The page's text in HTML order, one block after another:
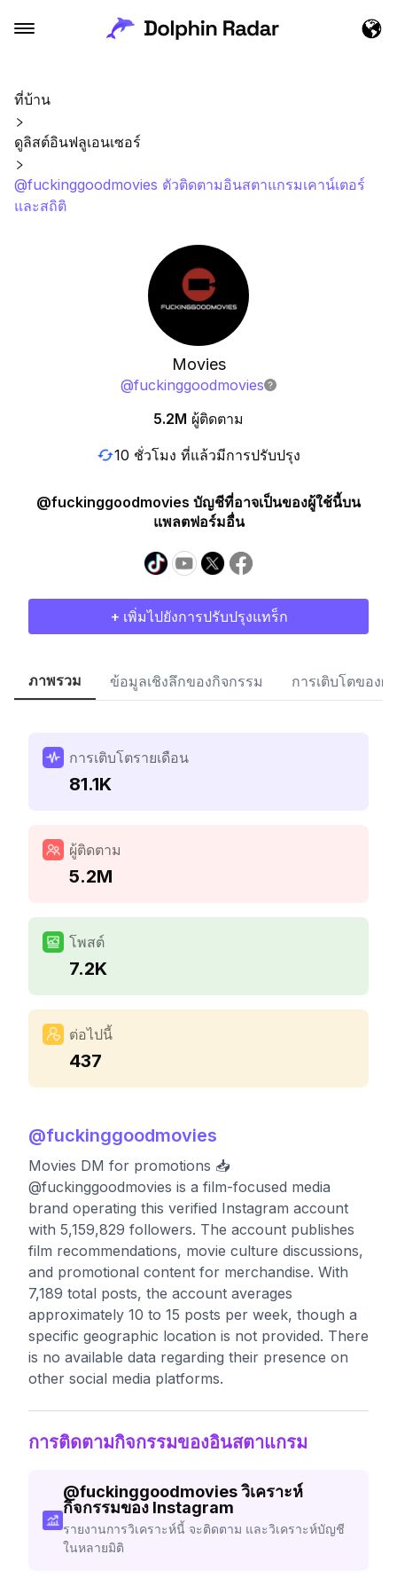
ที่บ้าน
ดูลิสต์อินฟลูเอนเซอร์
@fuckinggoodmovies ตัวติดตามอินสตาแกรมเคาน์เตอร์
และสถิติ
Movies
@fuckinggoodmovies
5.2M ผู้ติดตาม
10 ชั่วโมง ที่แล้วมีการปรับปรุง
@fuckinggoodmovies บัญชีที่อาจเป็นของผู้ใช้นี้บน
แพลตฟอร์มอื่น
+ เพิ่มไปยังการปรับปรุงแทร็ก
ภาพรวม ข้อมูลเชิงลึกของกิจกรรม การเติบโตของผู้
การเติบโตรายเดือน
81.1K
ผู้ติดตาม
5.2M
โพสต์
7.2K
ต่อไปนี้
437
@fuckinggoodmovies
Movies DM for promotions 📥
@fuckinggoodmovies is a film-focused media
brand operating this verified Instagram account
with 5,159,829 followers. The account publishes
film recommendations, movie culture discussions,
and promotional content for merchandise. With
7,189 total posts, the account averages
approximately 10 to 15 posts per week, though a
specific geographic location is not provided. There
is no available data regarding their presence on
other social media platforms.
การติดตามกิจกรรมของอินสตาแกรม
@fuckinggoodmovies วิเคราะห์
กิจกรรมของ Instagram
รายงานการวิเคราะห์นี้ จะติดตาม และวิเคราะห์บัญชี
ในหลายมิติ